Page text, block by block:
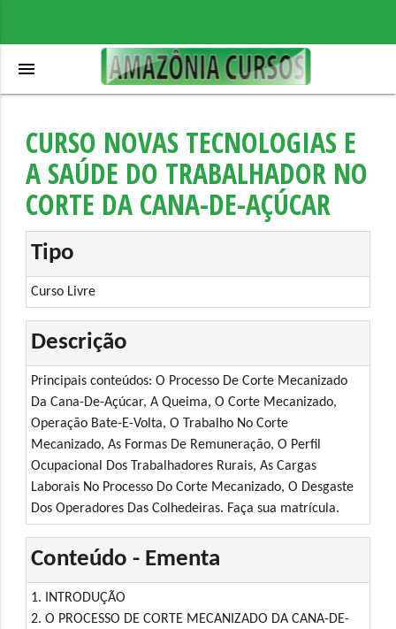
menu
CURSO NOVAS TECNOLOGIAS E
A SAÚDE DO TRABALHADOR NO
CORTE DA CANA-DE-AÇÚCAR
Tipo
Curso Livre
Descrição
Principais conteúdos: O Processo De Corte Mecanizado
Da Cana-De-Açúcar, A Queima, O Corte Mecanizado,
Operação Bate-E-Volta, O Trabalho No Corte
Mecanizado, As Formas De Remuneração, O Perfil
Ocupacional Dos Trabalhadores Rurais, As Cargas
Laborais No Processo Do Corte Mecanizado, O Desgaste
Dos Operadores Das Colhedeiras. Faça sua matrícula.
Conteúdo - Ementa
1. INTRODUÇÃO
2. O PROCESSO DE CORTE MECANIZADO DA CANA-DE-